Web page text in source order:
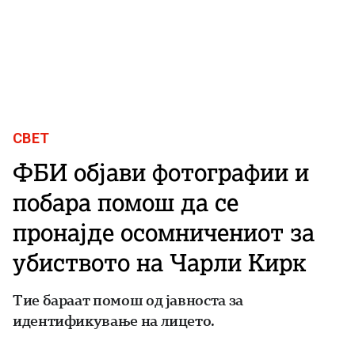
СВЕТ
ФБИ објави фотографии и
побара помош да се
пронајде осомничениот за
убиството на Чарли Кирк
Тие бараат помош од јавноста за
идентификување на лицето.